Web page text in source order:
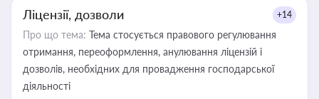
Ліцензії, дозволи +14
Про що тема: Тема стосується правового регулювання
отримання, переоформлення, анулювання ліцензій і
дозволів, необхідних для провадження господарської
діяльності